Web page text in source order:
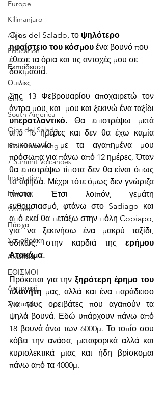
Europe
Kilimanjaro
Africa
Education
Εκπαίδευση
Ομιλίες
Chíle
South America
Ojos del Salado
Mountaineering
7 Summit Volcanoes
Inspiration
Γυναίκα
Women
Πάσχα
Σαμοθράκη
Απώλεια
ΕΘΙΣΜΟΙ
Διατροφή
Συνταγές
Ojos del Salado, το ψηλότερο
ηφαίστειο του κόσμου ένα βουνό που
έθεσε τα όρια και τις αντοχές μου σε
δοκιμασία.
Στις 13 Φεβρουαρίου αποχαιρετώ τον
υπερατλαντικό. Θα επιστρέψω μετά
από 16 ημέρες και δεν θα έχω καμία
επικοινωνία με τα αγαπημένα μου
πρόσωπα για πάνω από 12 ημέρες. Όταν
θα επιστρέψω τίποτα δεν θα είναι όπως
τα άφησα. Μέχρι τότε όμως δεν γνώριζα
τίποτα. Έτσι λοιπόν, γεμάτη
ενθουσιασμό, φτάνω στο Sadiago και
από εκεί θα πετάξω στην πόλη Copiapo,
για να ξεκινήσω ένα μακρύ ταξίδι,
οδικώς, στην καρδιά της ερήμου
Ατακάμα.
Πρόκειται για την ξηρότερη έρημο του
πλανήτη μας, αλλά και ένα παράδεισο
για τους ορειβάτες που αγαπούν τα
ψηλά βουνά. Εδώ υπάρχουν πάνω από
18 βουνά άνω των 6000μ. Το τοπίο σου
κόβει την ανάσα, μεταφορικά αλλά και
κυριολεκτικά μιας και ήδη βρίσκομαι
πάνω από τα 4000μ.